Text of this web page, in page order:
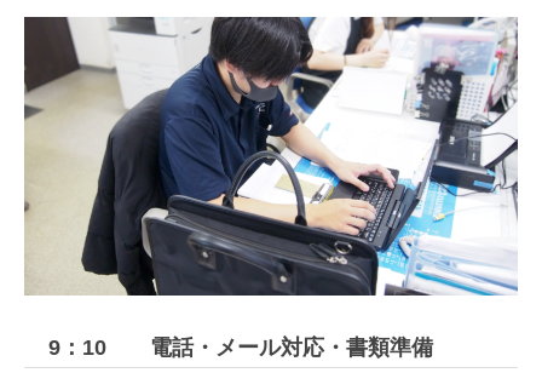
9：10 電話・メール対応・書類準備